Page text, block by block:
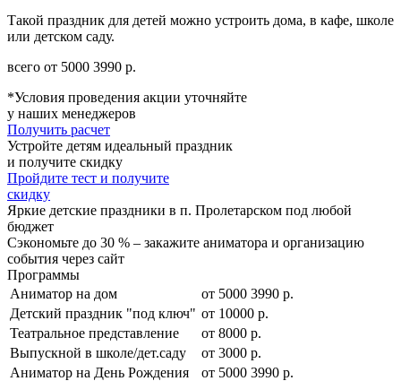
Такой праздник для детей можно устроить дома, в кафе, школе
или детском саду.
всего от 5000 3990 р.
*Условия проведения акции уточняйте
у наших менеджеров
Получить расчет
Устройте детям идеальный праздник
и получите скидку
Пройдите тест и получите
скидку
Яркие детские праздники в п. Пролетарском под любой
бюджет
Сэкономьте до 30 % – закажите аниматора и организацию
события через сайт
Программы
Аниматор на дом
от 5000 3990 р.
Детский праздник "под ключ" от 10000 р.
Театральное представление
от 8000 р.
Выпускной в школе/дет.саду
от 3000 р.
Аниматор на День Рождения
от 5000 3990 р.